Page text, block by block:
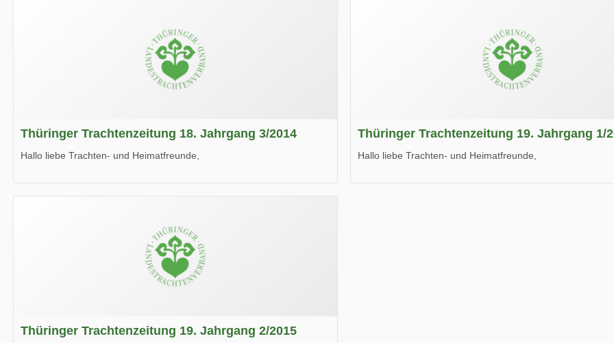
Thüringer Trachtenzeitung 18. Jahrgang 3/2014
Hallo liebe Trachten- und Heimatfreunde,
Wir wünschen Euch viel Spaß beim Lesen.
Thüringer Trachtenzeitung 19. Jahrgang 1/
Hallo liebe Trachten- und Heimatfreunde,
Thüringer Trachtenzeitung 19. Jahrgang 2/2015